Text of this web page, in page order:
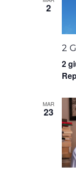
2
2
2
MAR
23